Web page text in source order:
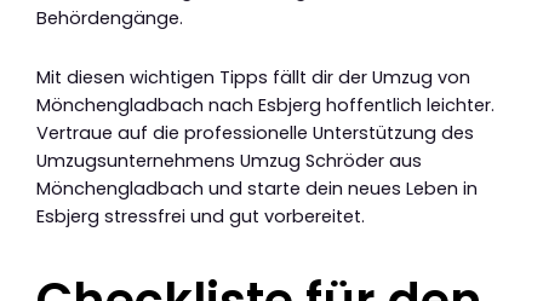
Behördengänge.
Mit diesen wichtigen Tipps fällt dir der Umzug von
Mönchengladbach nach Esbjerg hoffentlich leichter.
Vertraue auf die professionelle Unterstützung des
Umzugsunternehmens Umzug Schröder aus
Mönchengladbach und starte dein neues Leben in
Esbjerg stressfrei und gut vorbereitet.